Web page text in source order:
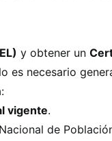
y obtener un
es necesario
vigente.
de